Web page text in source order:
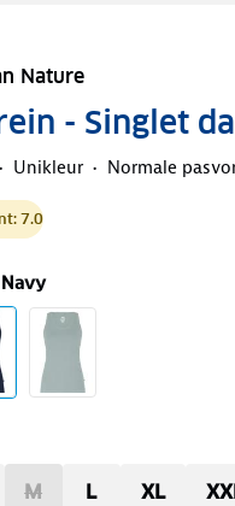
Nature
- Singlet
Unikleur Normale
7.0
Navy
M L XL